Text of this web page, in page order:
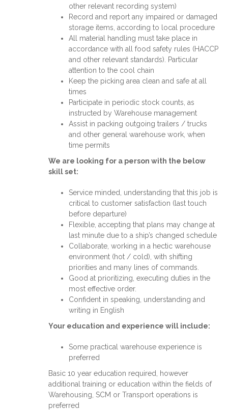
other relevant recording system)
Record and report any impaired or damaged
storage items, according to local procedure
All material handling must take place in
accordance with all food safety rules (HACCP
and other relevant standards). Particular
attention to the cool chain
Keep the picking area clean and safe at all
times
Participate in periodic stock counts, as
instructed by Warehouse management
Assist in packing outgoing trailers / trucks
and other general warehouse work, when
time permits
We are looking for a person with the below
skill set:
Service minded, understanding that this job is
critical to customer satisfaction (last touch
before departure)
Flexible, accepting that plans may change at
last minute due to a ship’s changed schedule
Collaborate, working in a hectic warehouse
environment (hot / cold), with shifting
priorities and many lines of commands.
Good at prioritizing, executing duties in the
most effective order.
Confident in speaking, understanding and
writing in English
Your education and experience will include:
Some practical warehouse experience is
preferred
Basic 10 year education required, however
additional training or education within the fields of
Warehousing, SCM or Transport operations is
preferred